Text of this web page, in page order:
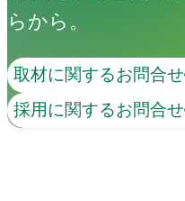
らから。
取材に関するお問合せ
採用に関するお問合せ
EVOKE